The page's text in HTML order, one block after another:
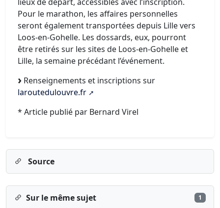
Pour le marathon, les affaires personnelles
seront également transportées depuis Lille vers
Loos-en-Gohelle. Les dossards, eux, pourront
être retirés sur les sites de Loos-en-Gohelle et
Lille, la semaine précédant l’événement.
Renseignements et inscriptions sur
laroutedulouvre.fr
* Article publié par Bernard Virel
Source
Sur le même sujet 1